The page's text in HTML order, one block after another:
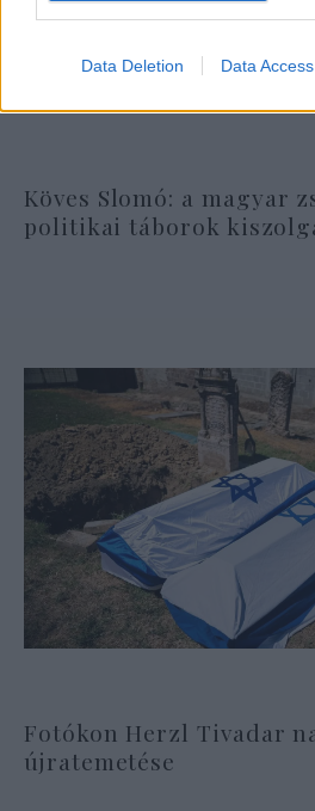
Data Deletion Data Access
Köves Slomó: a magyar
politikai táborok
Fotókon Herzl Tivadar
újratemetése